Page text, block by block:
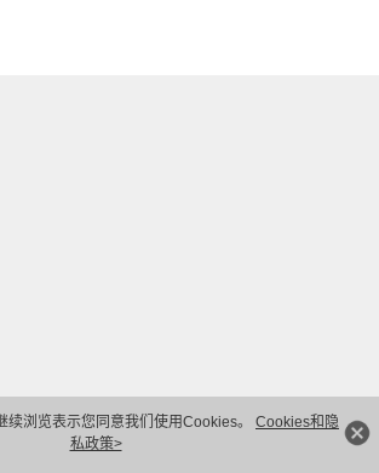
续浏览表示您同意我们使用Cookies。 Cookies和隐
私政策>